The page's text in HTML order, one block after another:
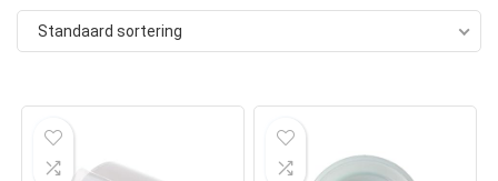
Standaard sortering